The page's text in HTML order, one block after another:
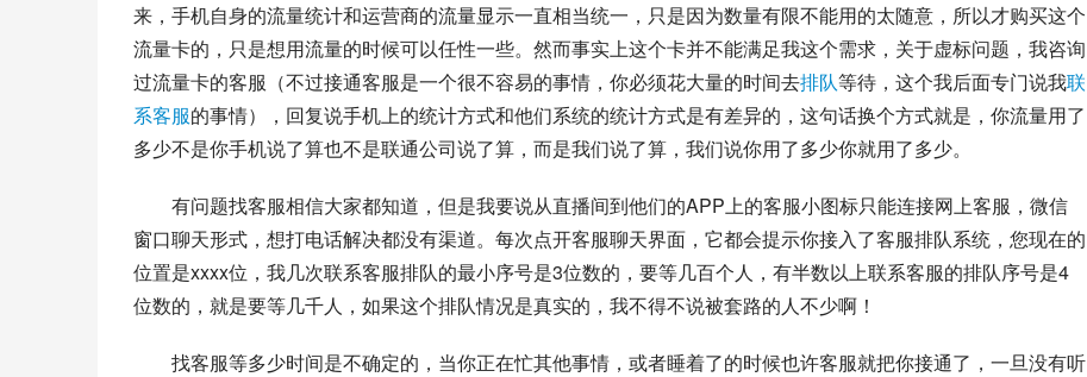
来，手机自身的流量统计和运营商的流量显示一直相当统一，只是因为数量有限不能用的太随意，所以才购买这个
流量卡的，只是想用流量的时候可以任性一些。然而事实上这个卡并不能满足我这个需求，关于虚标问题，我咨询
过流量卡的客服（不过接通客服是一个很不容易的事情，你必须花大量的时间去排队等待，这个我后面专门说我联
系客服的事情），回复说手机上的统计方式和他们系统的统计方式是有差异的，这句话换个方式就是，你流量用了
多少不是你手机说了算也不是联通公司说了算，而是我们说了算，我们说你用了多少你就用了多少。
有问题找客服相信大家都知道，但是我要说从直播间到他们的APP上的客服小图标只能连接网上客服，微信
窗口聊天形式，想打电话解决都没有渠道。每次点开客服聊天界面，它都会提示你接入了客服排队系统，您现在的
位置是xxxx位，我几次联系客服排队的最小序号是3位数的，要等几百个人，有半数以上联系客服的排队序号是4
位数的，就是要等几千人，如果这个排队情况是真实的，我不得不说被套路的人不少啊！
找客服等多少时间是不确定的，当你正在忙其他事情，或者睡着了的时候也许客服就把你接通了，一旦没有听